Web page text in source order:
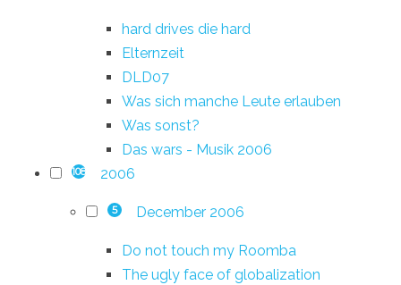
hard drives die hard
Elternzeit
DLD07
Was sich manche Leute erlauben
Was sonst?
Das wars - Musik 2006
108 2006
5 December 2006
Do not touch my Roomba
The ugly face of globalization